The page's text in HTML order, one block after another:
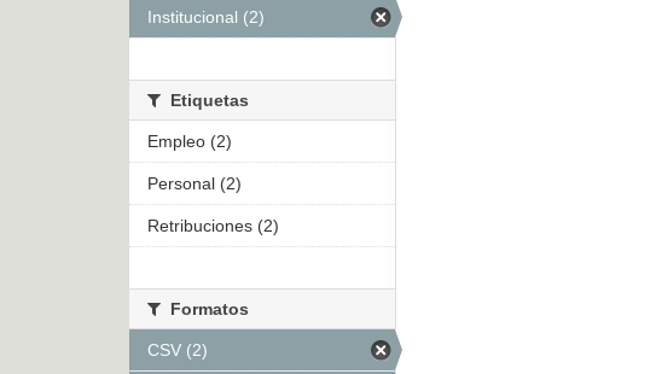
Institucional (2)
Etiquetas
Empleo (2)
Personal (2)
Retribuciones (2)
Formatos
CSV (2)